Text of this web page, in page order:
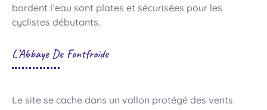
bordent l’eau sont plates et sécurisées pour les
cyclistes débutants.
L’Abbaye De Fontfroide
Le site se cache dans un vallon protégé des vents